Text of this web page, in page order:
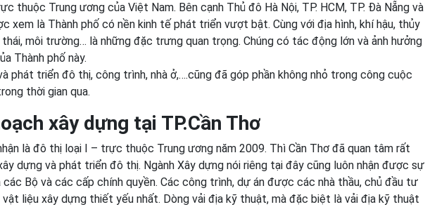
thuộc Trung ương của Việt Nam. Bên cạnh Thủ đô Hà Nội, TP. HCM, TP. Đà Nẵng và
xem là Thành phố có nền kinh tế phát triển vượt bật. Cùng với địa hình, khí hậu, thủy
môi trường… là những đặc trưng quan trọng. Chúng có tác động lớn và ảnh hưởng
Thành phố này.
phát triển đô thị, công trình, nhà ở,….cũng đã góp phần không nhỏ trong công cuộc
thời gian qua.
xây dựng tại TP.Cần Thơ
là đô thị loại I – trực thuộc Trung ương năm 2009. Thì Cần Thơ đã quan tâm rất
dựng và phát triển đô thị. Ngành Xây dựng nói riêng tại đây cũng luôn nhận được sự
Bộ và các cấp chính quyền. Các công trình, dự án được các nhà thầu, chủ đầu tư
liệu xây dựng thiết yếu nhất. Dòng vải địa kỹ thuật, mà đặc biệt là vải địa kỹ thuật